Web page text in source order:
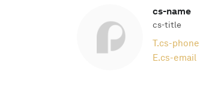
cs-name
cs-title
T.cs-phone
E.cs-email